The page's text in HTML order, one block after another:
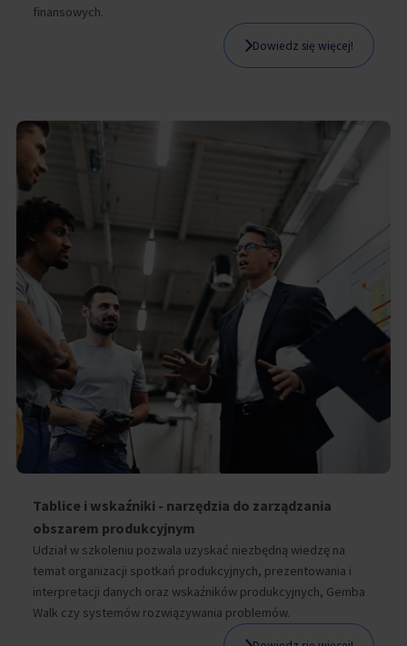
finansowych.
Dowiedz się więcej!
Tablice i wskaźniki - narzędzia do zarządzania
obszarem produkcyjnym
Udział w szkoleniu pozwala uzyskać niezbędną wiedzę na
temat organizacji spotkań produkcyjnych, prezentowania i
interpretacji danych oraz wskaźników produkcyjnych, Gemba
Walk czy systemów rozwiązywania problemów.